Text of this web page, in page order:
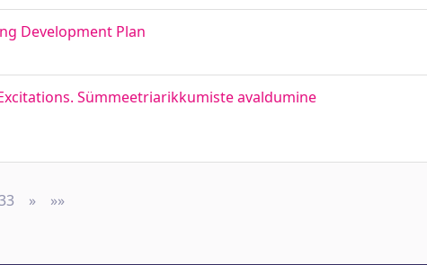
Development Plan
Sümmeetriarikkumiste avaldumine
» Next
»»